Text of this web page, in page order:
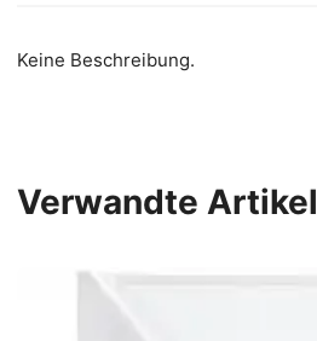
Keine Beschreibung.
Verwandte Artikel